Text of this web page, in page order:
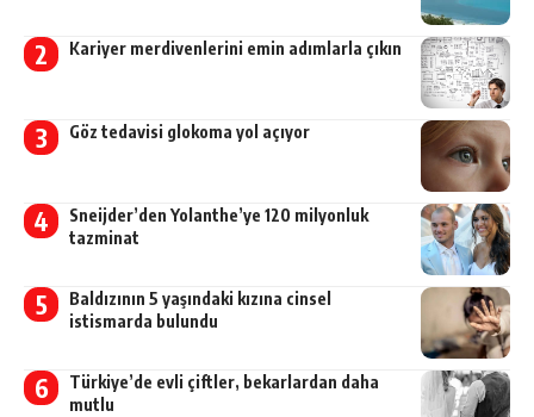
Kariyer merdivenlerini emin adımlarla çıkın
Göz tedavisi glokoma yol açıyor
Sneijder’den Yolanthe’ye 120 milyonluk
tazminat
Baldızının 5 yaşındaki kızına cinsel
istismarda bulundu
Türkiye’de evli çiftler, bekarlardan daha
mutlu